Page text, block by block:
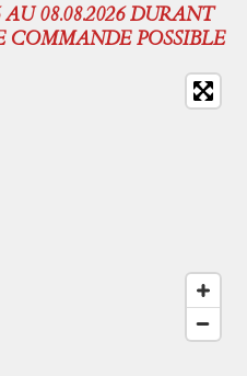
08.08.2026 DURANT
COMMANDE POSSIBLE